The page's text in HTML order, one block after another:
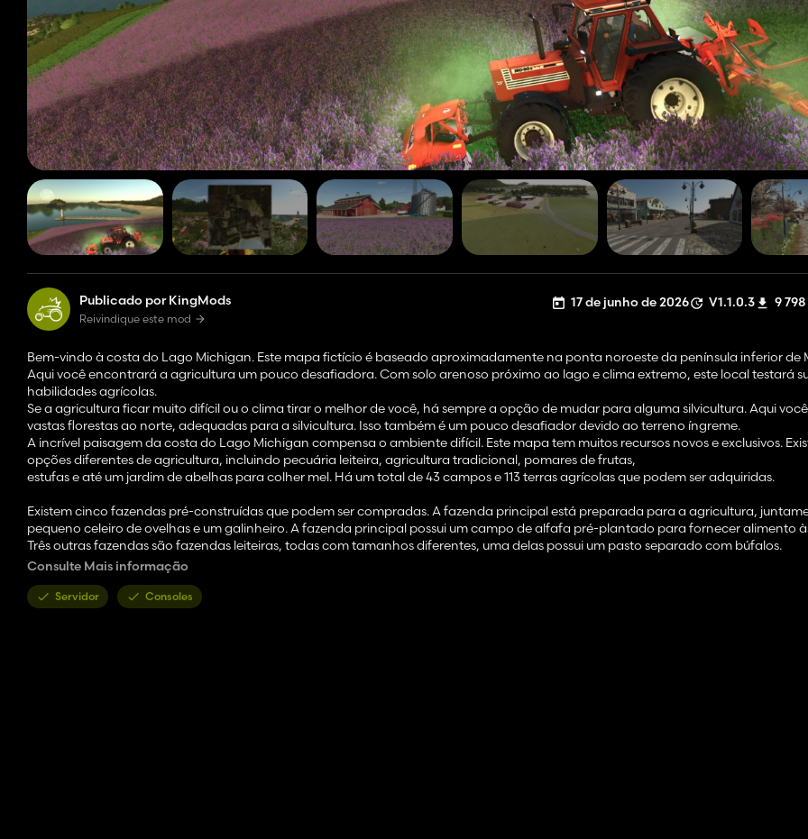
Publicado por KingMods
Reivindique este mod
17 de junho de 2026 V1.1.0.3 9 798
Bem-vindo à costa do Lago Michigan. Este mapa fictício é baseado aproximadamente na ponta noroeste da península inferior de
Aqui você encontrará a agricultura um pouco desafiadora. Com solo arenoso próximo ao lago e clima extremo, este local testará
habilidades agrícolas.
Se a agricultura ficar muito difícil ou o clima tirar o melhor de você, há sempre a opção de mudar para alguma silvicultura. Aqui
vastas florestas ao norte, adequadas para a silvicultura. Isso também é um pouco desafiador devido ao terreno íngreme.
A incrível paisagem da costa do Lago Michigan compensa o ambiente difícil. Este mapa tem muitos recursos novos e exclusivos.
opções diferentes de agricultura, incluindo pecuária leiteira, agricultura tradicional, pomares de frutas,
estufas e até um jardim de abelhas para colher mel. Há um total de 43 campos e 113 terras agrícolas que podem ser adquiridas.
Existem cinco fazendas pré-construídas que podem ser compradas. A fazenda principal está preparada para a agricultura,
pequeno celeiro de ovelhas e um galinheiro. A fazenda principal possui um campo de alfafa pré-plantado para fornecer alimento
Três outras fazendas são fazendas leiteiras, todas com tamanhos diferentes, uma delas possui um pasto separado com búfalos.
A última quinta pré-construída é uma quinta rústica com chiqueiros mais antigos. Existem casas independentes que também
Consulte Mais informação
Servidor Consoles